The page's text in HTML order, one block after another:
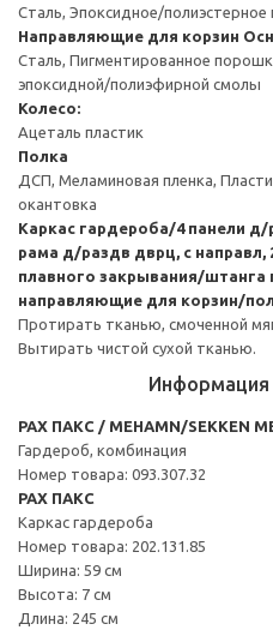
Сталь, Эпоксидное/
Направляющие для корзин
Сталь, Пигментированное
эпоксидной/полиэфирной смолы
Колесо:
Ацеталь пластик
Полка
ДСП, Меламиновая пленка,
окантовка
Каркас гардероба/4 панели
рама д/раздв дврц, с направл,
плавного закрывания/штанга
направляющие для корзин/
Протирать тканью, смоченной
Вытирать чистой сухой тканью.
Информация
PAX ПАКС / MEHAMN/SEKKEN
Гардероб, комбинация
Номер товара: 093.307.32
PAX ПАКС
Каркас гардероба
Номер товара: 202.131.85
Ширина: 59 см
Высота: 7 см
Длина: 245 см